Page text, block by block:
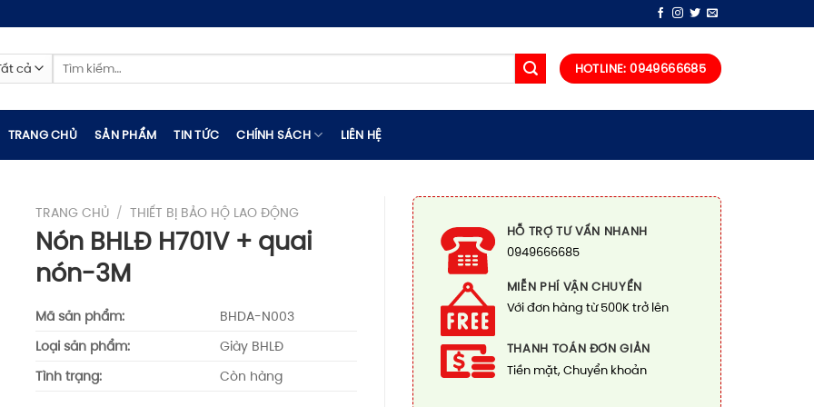
Tìm
HOTLINE: 0949666685
TRANG CHỦ SẢN PHẨM TIN TỨC CHÍNH SÁCH LIÊN HỆ
HỖ TRỢ TƯ VẤN NHANH
0949666685
MIỄN PHÍ VẬN CHUYỂN
Với đơn hàng từ 500K trở lên
THANH TOÁN ĐƠN GIẢN
Tiền mặt, Chuyển khoản
TRANG CHỦ / THIẾT BỊ BẢO HỘ LAO ĐỘNG
Nón BHLĐ H701V + quai
nón-3M
Mã sản phẩm:
BHDA-N003
Loại sản phẩm:
Giày BHLĐ
Tình trạng:
Còn hàng